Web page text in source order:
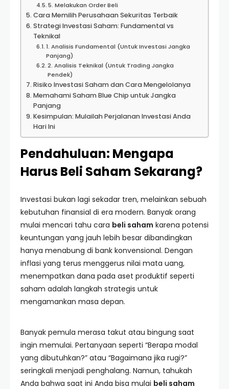
5. Melakukan Order Beli
Cara Memilih Perusahaan Sekuritas Terbaik
Strategi Investasi Saham: Fundamental vs
Teknikal
1. Analisis Fundamental (Untuk Investasi Jangka
Panjang)
2. Analisis Teknikal (Untuk Trading Jangka
Pendek)
Risiko Investasi Saham dan Cara Mengelolanya
Memahami Saham Blue Chip untuk Jangka
Panjang
Kesimpulan: Mulailah Perjalanan Investasi Anda
Hari Ini
Pendahuluan: Mengapa
Harus Beli Saham Sekarang?
Investasi bukan lagi sekadar tren, melainkan sebuah
kebutuhan finansial di era modern. Banyak orang
mulai mencari tahu cara beli saham karena potensi
keuntungan yang jauh lebih besar dibandingkan
hanya menabung di bank konvensional. Dengan
inflasi yang terus menggerus nilai mata uang,
menempatkan dana pada aset produktif seperti
saham adalah langkah strategis untuk
mengamankan masa depan.
Banyak pemula merasa takut atau bingung saat
ingin memulai. Pertanyaan seperti “Berapa modal
yang dibutuhkan?” atau “Bagaimana jika rugi?”
seringkali menjadi penghalang. Namun, tahukah
Anda bahwa saat ini Anda bisa mulai beli saham